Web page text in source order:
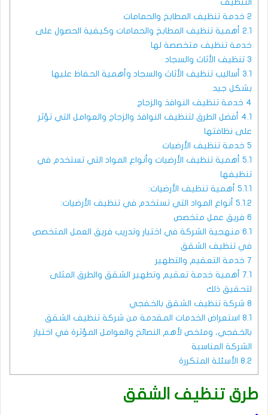
التنظيف
2 خدمة تنظيف المطابخ والحمامات
2.1 أهمية تنظيف المطابخ والحمامات وكيفية الحصول على
خدمة تنظيف متخصصة لها
3 تنظيف الأثاث والسجاد
3.1 أساليب تنظيف الأثاث والسجاد وأهمية الحفاظ عليها
بشكل جيد
4 خدمة تنظيف النوافذ والزجاج
4.1 أفضل الطرق لتنظيف النوافذ والزجاج والعوامل التي تؤثر
على نظافتها
5 خدمة تنظيف الأرضيات
5.1 أهمية تنظيف الأرضيات وأنواع المواد التي تستخدم في
تنظيفها
5.1.1 أهمية تنظيف الأرضيات:
5.1.2 أنواع المواد التي تستخدم في تنظيف الأرضيات:
6 فريق عمل متخصص
6.1 منهجية الشركة في اختيار وتدريب فريق العمل المتخصص
في تنظيف الشقق
7 خدمة التعقيم والتطهير
7.1 أهمية خدمة تعقيم وتطهير الشقق والطرق المثلى
لتحقيق ذلك
8 شركة تنظيف الشقق بالخفجي
8.1 استعراض الخدمات المقدمة من شركة تنظيف الشقق
بالخفجي، وملخص لأهم النصائح والعوامل المؤثرة في اختيار
الشركة المناسبة
8.2 الأسئلة المتكررة
طرق تنظيف الشقق